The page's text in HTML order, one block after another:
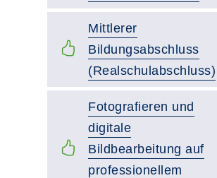
Mittlerer
Bildungsabschluss
(Realschulabschluss)
Fotografieren und
digitale
Bildbearbeitung auf
professionellem